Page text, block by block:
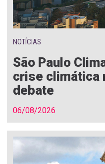
NOTÍCIAS
São Paulo
crise climática
debate
06/08/2026